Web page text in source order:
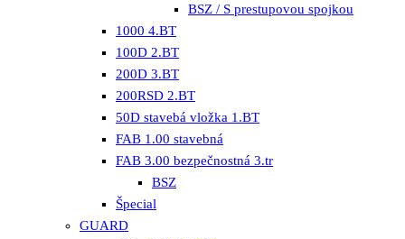
BSZ / S prestupovou spojkou
1000 4.BT
100D 2.BT
200D 3.BT
200RSD 2.BT
50D stavebá vložka 1.BT
FAB 1.00 stavebná
FAB 3.00 bezpečnostná 3.tr
BSZ
Špecial
GUARD